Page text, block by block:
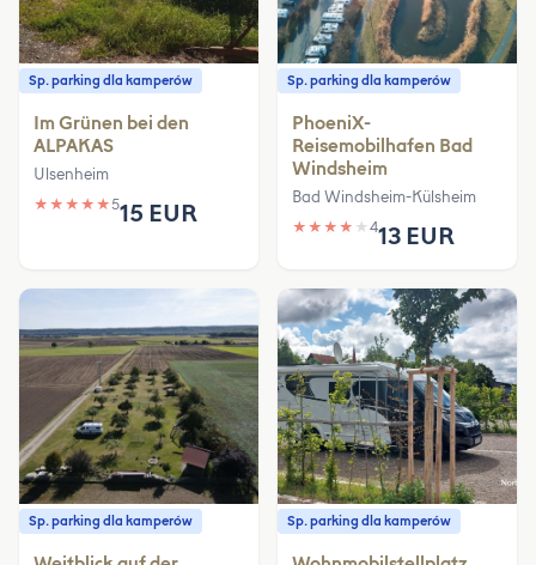
Sp. parking dla kamperów
Im Grünen bei den
ALPAKAS
Ulsenheim
★ ★ ★ ★ ★515 EUR
Sp. parking dla kamperów
PhoeniX-
Reisemobilhafen Bad
Windsheim
Bad Windsheim-Külsheim
★ ★ ★ ★ ★ 413 EUR
Sp. parking dla kamperów Sp. parking dla kamperów